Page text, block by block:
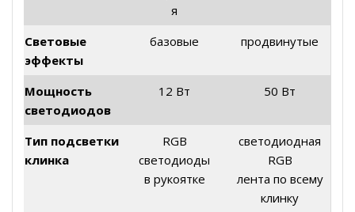
я
Световые
эффекты
базовые продвинутые
Мощность
светодиодов
12 Вт 50 Вт
Тип подсветки
клинка
RGB
светодиоды
в рукоятке
светодиодная
RGB
лента по всему
клинку